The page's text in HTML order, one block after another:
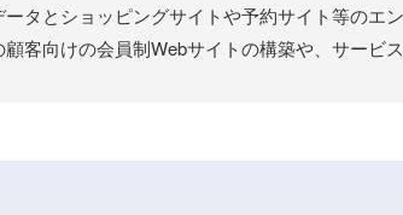
タとショッピングサイトや予約サイト等のエ
客向けの会員制Webサイトの構築や、サービ